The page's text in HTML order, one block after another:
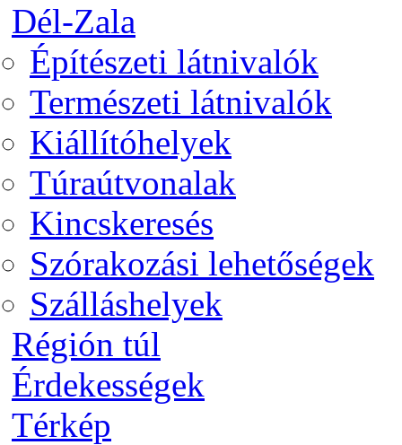
Dél-Zala
Építészeti látnivalók
Természeti látnivalók
Kiállítóhelyek
Túraútvonalak
Kincskeresés
Szórakozási lehetőségek
Szálláshelyek
Régión túl
Érdekességek
Térkép